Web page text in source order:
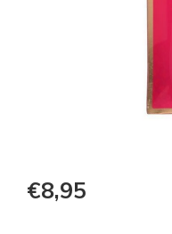
€8,95